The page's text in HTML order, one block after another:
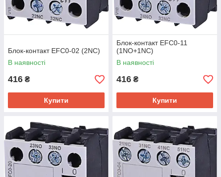
Блок-контакт EFC0-02 (2NC)
В наявності
416 ₴
Купити
Блок-контакт EFC0-11
(1NO+1NC)
В наявності
416 ₴
Купити